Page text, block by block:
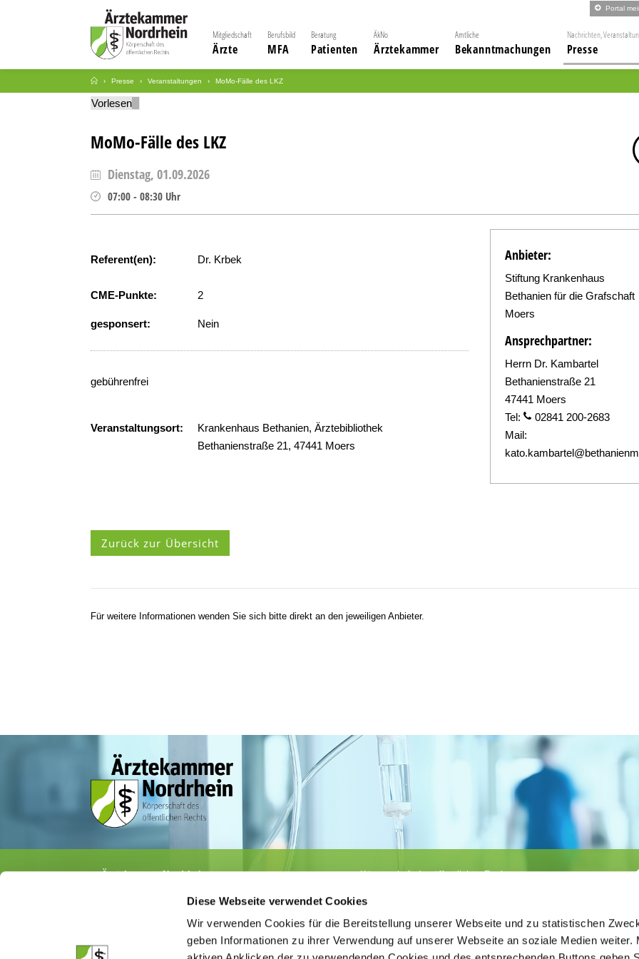
Diese Webseite verwendet Cookies
Wir verwenden Cookies für die Bereitstellung unserer Webseite und zu statistischen
geben Informationen zu ihrer Verwendung auf unserer Webseite an soziale Medien weiter.
Portal
Mitgliedschaft
Ärzte
Berufsbild
MFA
Beratung
Patienten
ÄkNo
Ärztekammer
Amtliche
Bekanntmachungen
Nachrichten,
Presse
Presse Veranstaltungen MoMo-Fälle des LKZ
Vorlesen
MoMo-Fälle des LKZ
Dienstag, 01.09.2026
07:00 - 08:30 Uhr
Referent(en): Dr. Krbek
CME-Punkte: 2
gesponsert: Nein
gebührenfrei
Veranstaltungsort:
Krankenhaus Bethanien, Ärztebibliothek
Bethanienstraße 21, 47441 Moers
Anbieter:
Stiftung Krankenhaus
Bethanien für die Grafschaft
Moers
Ansprechpartner:
Herrn Dr. Kambartel
Bethanienstraße 21
47441 Moers
Tel:
02841 200-2683
Mail:
Zurück zur Übersicht
Für weitere Informationen wenden Sie sich bitte direkt an den jeweiligen Anbieter.
Ärztekammer Nordrhein
· Fax 0211 / 4302 2009
aerztekammer@aekno.de
Körperschaft des öffentlichen Rechts